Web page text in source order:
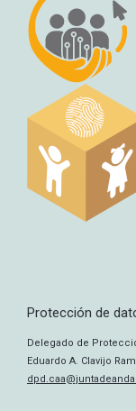
Protección de
Delegado de
Eduardo A. Clavijo